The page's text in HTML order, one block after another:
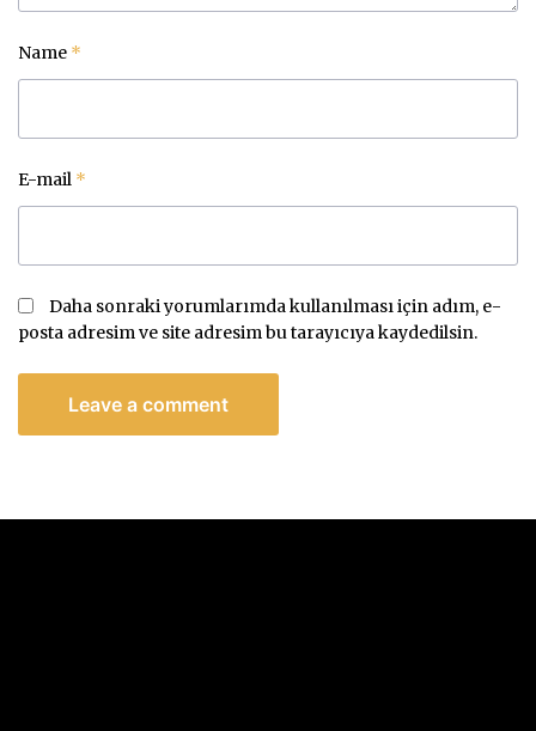
Name *
E-mail *
Daha sonraki yorumlarımda kullanılması için adım, e-
posta adresim ve site adresim bu tarayıcıya kaydedilsin.